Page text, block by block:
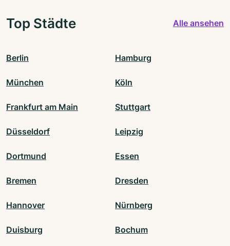
Top Städte Alle ansehen
Berlin Hamburg
München Köln
Frankfurt am Main Stuttgart
Düsseldorf Leipzig
Dortmund Essen
Bremen Dresden
Hannover Nürnberg
Duisburg Bochum